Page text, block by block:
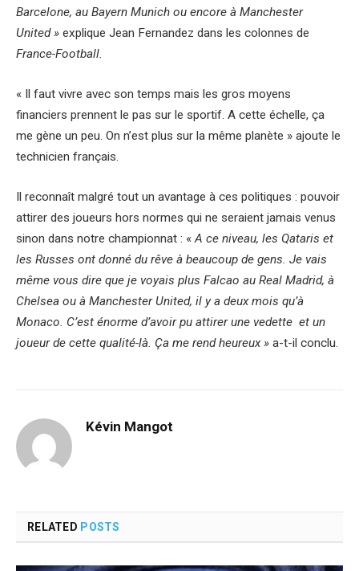
Barcelone, au Bayern Munich ou encore à Manchester
United » explique Jean Fernandez dans les colonnes de
France-Football.
« Il faut vivre avec son temps mais les gros moyens
financiers prennent le pas sur le sportif. A cette échelle, ça
me gène un peu. On n’est plus sur la même planète » ajoute le
technicien français.
Il reconnaît malgré tout un avantage à ces politiques : pouvoir
attirer des joueurs hors normes qui ne seraient jamais venus
sinon dans notre championnat : «A ce niveau, les Qataris et
les Russes ont donné du rêve à beaucoup de gens. Je vais
même vous dire que je voyais plus Falcao au Real Madrid, à
Chelsea ou à Manchester United, il y a deux mois qu’à
Monaco. C’est énorme d’avoir pu attirer une vedette et un
joueur de cette qualité-là. Ça me rend heureux » a-t-il conclu.
Kévin Mangot
RELATED POSTS